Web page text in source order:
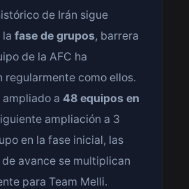
de Irán sigue
la fase de grupos, barrera
de la AFC ha
regularmente como ellos.
a 48 equipos en
ampliación a 3
en la fase inicial, las
avance se multiplican
para Team Melli.